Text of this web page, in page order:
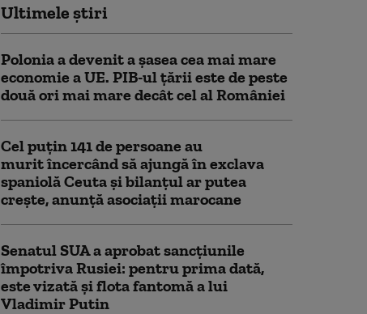
Ultimele știri
Polonia a devenit a șasea cea mai mare
economie a UE. PIB-ul țării este de peste
două ori mai mare decât cel al României
Cel puţin 141 de persoane au
murit încercând să ajungă în exclava
spaniolă Ceuta şi bilanţul ar putea
creşte, anunță asociații marocane
Senatul SUA a aprobat sancțiunile
împotriva Rusiei: pentru prima dată,
este vizată și flota fantomă a lui
Vladimir Putin